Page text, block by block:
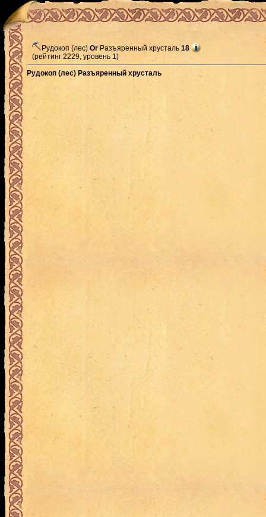
Рудокоп (лес) Or Разъяренный хрусталь 18
(рейтинг 2229, уровень 1)
Рудокоп (лес) Разъяренный хрусталь